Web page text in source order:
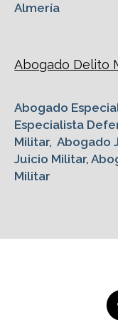
Almería
Abogado Delito
Abogado
Especialista
Militar, Abogado
Juicio Militar,
Militar